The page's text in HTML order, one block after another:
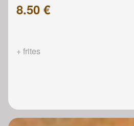
8.50 €
+ frites